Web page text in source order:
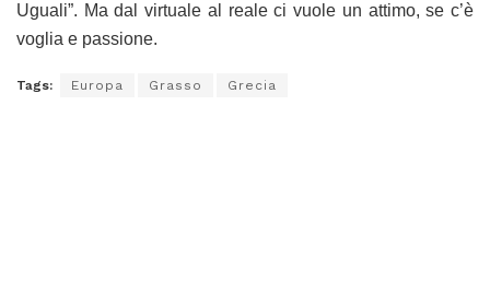
Uguali”. Ma dal virtuale al reale ci vuole un attimo, se c’è
voglia e passione.
Tags: Europa Grasso Grecia